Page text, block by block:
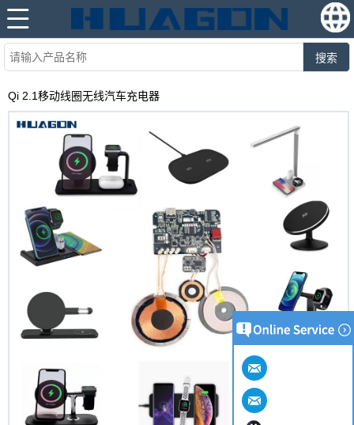
搜索
Qi 2.1移动线圈无线汽车充电器